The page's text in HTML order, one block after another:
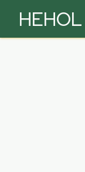
HEHOL